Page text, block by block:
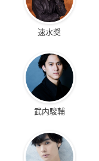
速水奨
武内駿輔